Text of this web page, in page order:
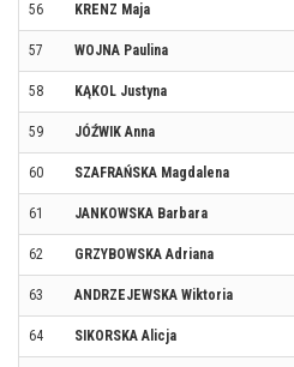
56 KRENZ Maja
57 WOJNA Paulina
58 KĄKOL Justyna
59 JÓŹWIK Anna
60 SZAFRAŃSKA Magdalena
61 JANKOWSKA Barbara
62 GRZYBOWSKA Adriana
63 ANDRZEJEWSKA Wiktoria
64 SIKORSKA Alicja